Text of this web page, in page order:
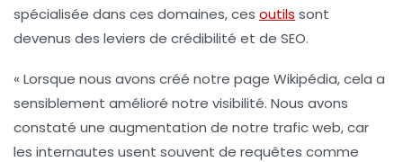
spécialisée dans ces domaines, ces outils sont
devenus des leviers de crédibilité et de SEO.
« Lorsque nous avons créé notre page Wikipédia, cela a
sensiblement amélioré notre visibilité. Nous avons
constaté une augmentation de notre trafic web, car
les internautes usent souvent de requêtes comme